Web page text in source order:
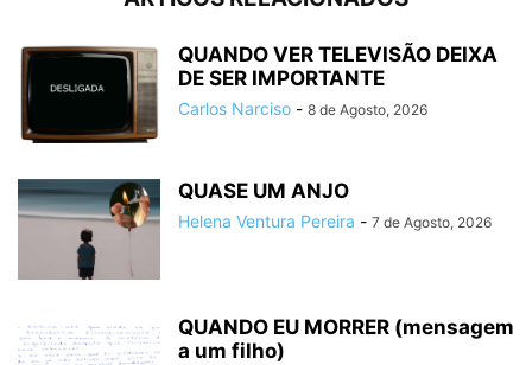
QUANDO VER TELEVISÃO DEIXA
DE SER IMPORTANTE
Carlos Narciso - 8 de Agosto, 2026
QUASE UM ANJO
Helena Ventura Pereira - 7 de Agosto, 2026
QUANDO EU MORRER (mensagem
a um filho)